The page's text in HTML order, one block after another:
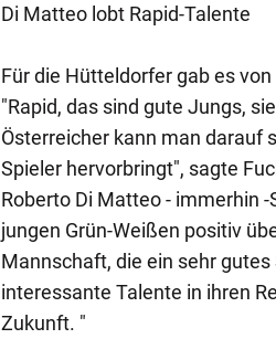
Di Matteo lobt Rapid-Talente
Für die Hütteldorfer gab es
"Rapid, das sind gute Jungs,
Österreicher kann man darauf
Spieler hervorbringt", sagte
Roberto Di Matteo - immerhin
jungen Grün-Weißen positiv
Mannschaft, die ein sehr
interessante Talente in ihren
Zukunft. "